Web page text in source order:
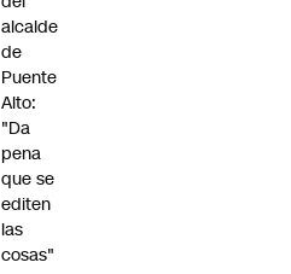
alcalde
de
Puente
Alto:
"Da
pena
que se
editen
las
cosas"